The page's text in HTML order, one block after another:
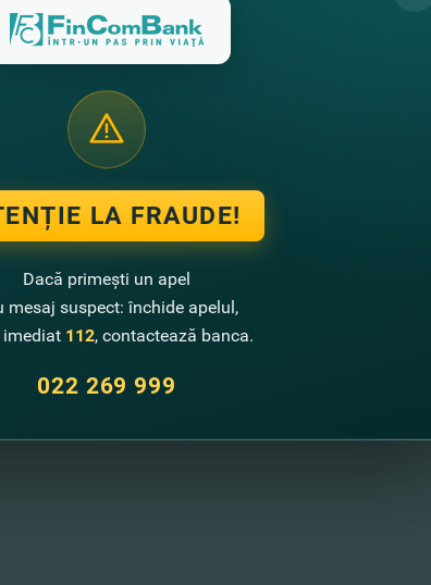
vor ajuta să obţii creditul potrivit planurilor tale
va reveni cu un apel, pentru a-ţi oferi toate
LA FRAUDE!
Dacă primești un apel
mesaj suspect: închide apelul,
112, contactează banca.
022 269 999